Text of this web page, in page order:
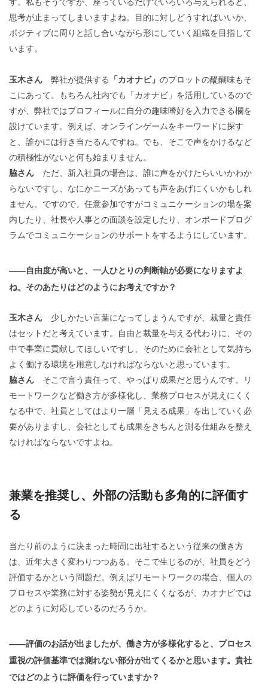
思考が止まってしまいますよね。目的に対しどうすればいいか、
ポジティブに周りと話し合いながら形にしていく組織を目指して
います。
玉木さん 弊社が提供する 「カオナビ」 のプロットの醍醐味もそ
こにあって。もちろん社内でも「カオナビ」を活用しているので
すが、弊社ではプロフィールに自分の趣味嗜好を入力できる欄を
設けています。例えば、オンラインゲームをキーワードに探す
と、誰かには行き当たるんですね。でも、そこで声をかけるなど
の積極性がないと何も始まりません。
脇さん ただ、新入社員の場合は、誰に声をかけたらいいかわか
らないですし、なにかニーズがあっても声をあげにくいかもしれ
ません。ですので、任意参加ですがコミュニケーションの場を案
内したり、社長や人事との面談を設定したり、オンボードプログ
ラムでコミュニケーションのサポートをするようにしています。
——自由度が高いと、一人ひとりの判断軸が必要になりますよ
ね。そのあたりはどのようにお考えですか？
玉木さん 少しかたい言葉になってしまうんですが、裁量と責任
はセットだと考えています。自由と裁量を与える代わりに、その
中で事業に貢献してほしいですし、そのために会社として気持ち
よく働ける環境を用意しなければならないと思っています。
脇さん そこで言う責任って、やっぱり成果だと思うんです。リ
モートワークなど働き方が多様化し、業務プロセスが見えにくく
なる中で、社員としてはより一層「見える成果」を出していく必
要がありますし、会社としても成果をきちんと測る仕組みを整え
なければならないですよね。
兼業を推奨し、外部の活動も多角的に評価す
る
当たり前のように決まった時間に出社するという従来の働き方
は、近年大きく変わりつつある。そこで生じるのが、社員をどう
評価するかという問題だ。例えばリモートワークの場合、個人の
プロセスや業務に対する姿勢が見えにくくなるが、カオナビでは
どのように対応しているのだろうか。
——評価のお話が出ましたが、働き方が多様化すると、プロセス
重視の評価基準では測れない部分が出てくるかと思います。貴社
ではどのように評価を行っていますか？